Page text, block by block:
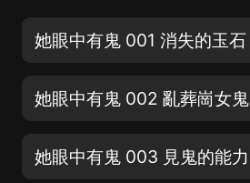
她眼中有鬼 001 消失的玉石
她眼中有鬼 002 亂葬崗女鬼
她眼中有鬼 003 見鬼的能力